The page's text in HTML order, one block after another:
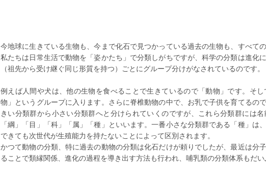
今地球に生きている生物も、今まで化石で見つかっている過去の生物も、すべて
私たちは日常生活で動物を「姿かたち」で分類しがちですが、科学の分類は進化
（祖先から受け継ぐ同じ形質を持つ）ごとにグループ分けがなされているのです。
例えば人間や犬は、他の生物を食べることで生きているので「動物」です。そ
物」というグループに入ります。さらに脊椎動物の中で、お乳で子供を育てるの
きい分類群から小さい分類群へと分けられていくのですが、これら分類群には
「綱」「目」「科」「属」「種」といいます。一番小さな分類群である「種」は
できても次世代が生殖能力を持たないことによって区別されます。
かつて動物の分類、特に過去の動物の分類は化石だけが頼りでしたが、最近は分
ることで類縁関係、進化の過程を導き出す方法も行われ、哺乳類の分類体系もだい